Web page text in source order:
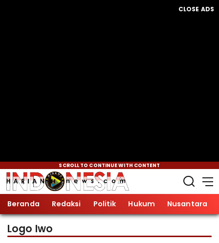
CLOSE ADS
SCROLL TO CONTINUE WITH CONTENT
Beranda Redaksi Politik Hukum Nusantara
Logo Iwo